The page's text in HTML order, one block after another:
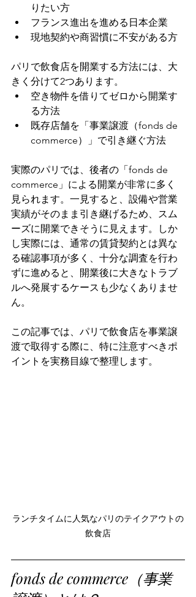
りたい方
フランス進出を進める日本企業
現地契約や商習慣に不安がある方
パリで飲食店を開業する方法には、大
きく分けて2つあります。
空き物件を借りてゼロから開業す
る方法
既存店舗を「事業譲渡（fonds de
commerce）」で引き継ぐ方法
実際のパリでは、後者の「fonds de
commerce」による開業が非常に多く
見られます。一見すると、設備や営業
実績がそのまま引き継げるため、スム
ーズに開業できそうに見えます。しか
し実際には、通常の賃貸契約とは異な
る確認事項が多く、十分な調査を行わ
ずに進めると、開業後に大きなトラブ
ルへ発展するケースも少なくありませ
ん。
この記事では、パリで飲食店を事業譲
渡で取得する際に、特に注意すべきポ
イントを実務目線で整理します。
ランチタイムに人気なパリのテイクアウトの
飲食店
fonds de commerce（事業